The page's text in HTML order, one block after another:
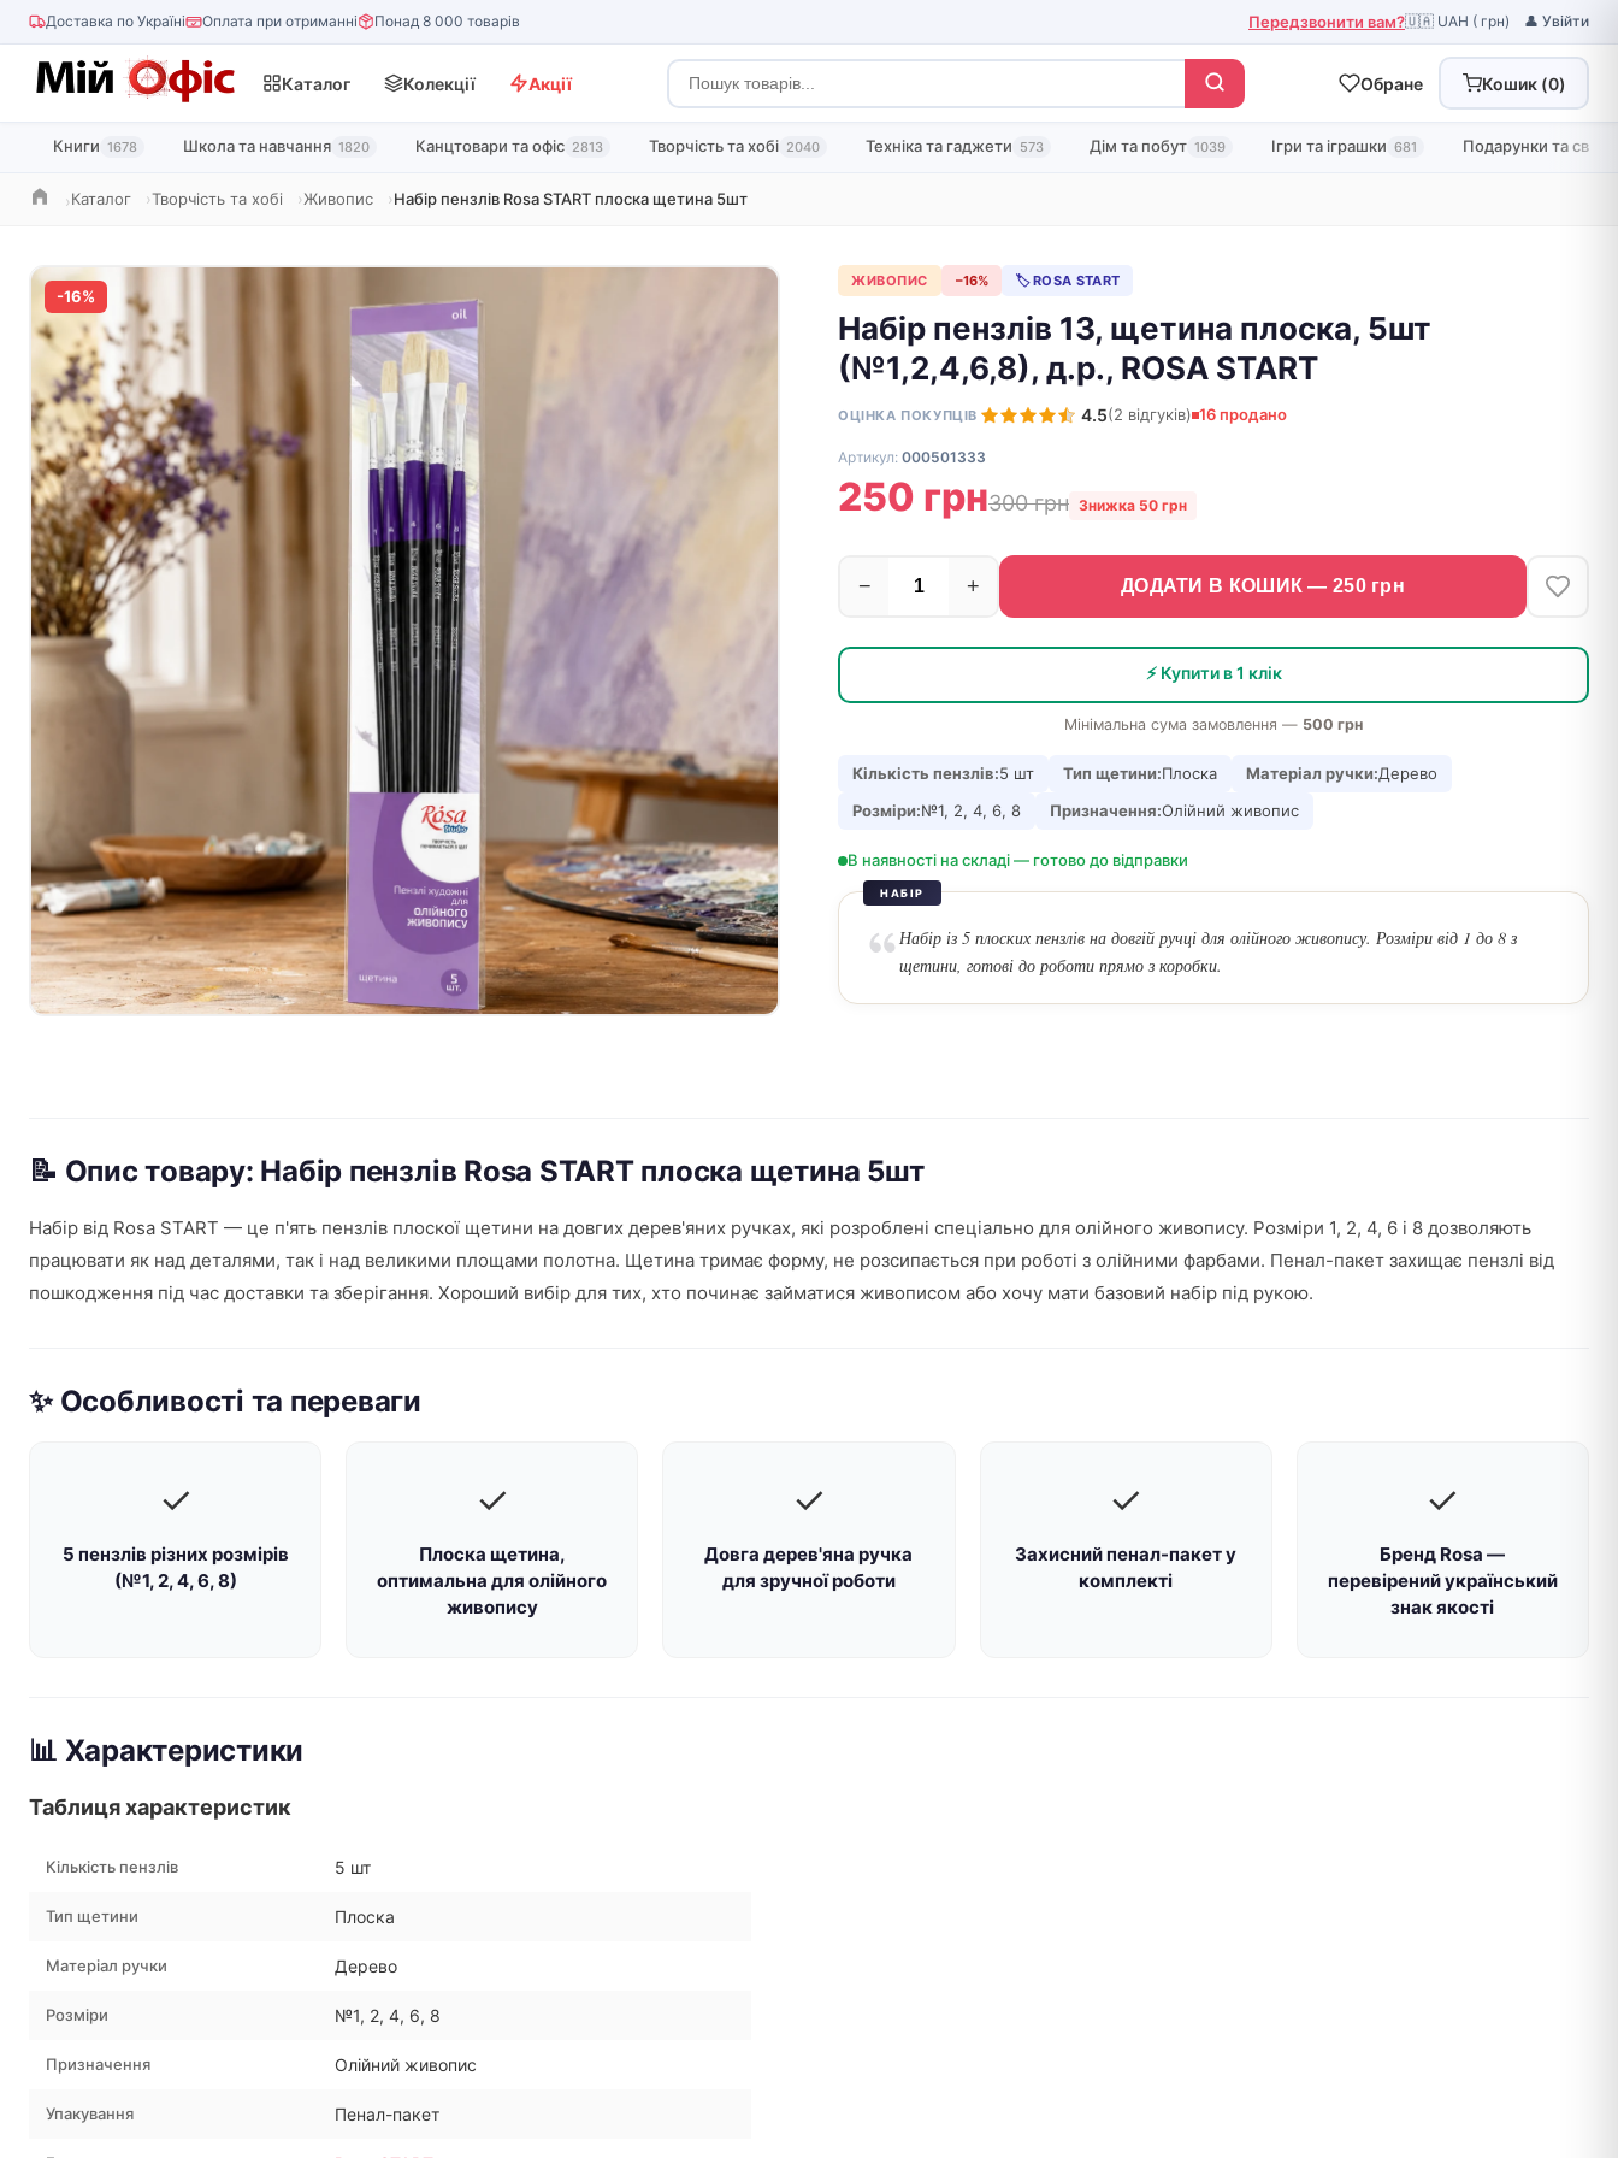
Доставка по Україні Оплата при отриманні Понад 8 000 товарів Передзвонити вам?🇺🇦 UAH ( грн) 👤 Увійти
Каталог Колекції Акції Обране Кошик (0)
Книги 1678 Школа та навчання 1820 Канцтовари та офіс 2813 Творчість та хобі 2040 Техніка та гаджети 573 Дім та побут 1039 Ігри та іграшки 681 Подарунки та свята
ГоловнаКаталог Творчість та хобі Живопис Набір пензлів Rosa START плоска щетина 5шт
-16%
ЖИВОПИС −16% 🏷 ROSA START
Набір пензлів 13, щетина плоска, 5шт
(№1,2,4,6,8), д.р., ROSA START
ОЦІНКА ПОКУПЦІВ 4.5(2 відгуків) 16 продано
Артикул: 000501333
250 грн300 грн Знижка 50 грн
− + ДОДАТИ В КОШИК — 250грн
⚡ Купити в 1 клік
Мінімальна сума замовлення — 500 грн
Кількість пензлів:5 шт Тип щетини:Плоска Матеріал ручки:Дерево
Розміри:№1, 2, 4, 6, 8 Призначення:Олійний живопис
В наявності на складі — готово до відправки
НАБІР
Набір із 5 плоских пензлів на довгій ручці для олійного живопису. Розміри від 1 до 8 з
щетини, готові до роботи прямо з коробки.
📝 Опис товару: Набір пензлів Rosa START плоска щетина 5шт
Набір від Rosa START — це п'ять пензлів плоскої щетини на довгих дерев'яних ручках, які розроблені спеціально для олійного живопису. Розміри 1, 2, 4, 6 і 8 дозволяють
працювати як над деталями, так і над великими площами полотна. Щетина тримає форму, не розсипається при роботі з олійними фарбами. Пенал-пакет захищає пензлі від
пошкодження під час доставки та зберігання. Хороший вибір для тих, хто починає займатися живописом або хочу мати базовий набір під рукою.
✨ Особливості та переваги
✓
5 пензлів різних розмірів
(№1, 2, 4, 6, 8)
✓
Плоска щетина,
оптимальна для олійного
живопису
✓
Довга дерев'яна ручка
для зручної роботи
✓
Захисний пенал-пакет у
комплекті
✓
Бренд Rosa —
перевірений український
знак якості
📊 Характеристики
Таблиця характеристик
Кількість пензлів 5 шт
Тип щетини Плоска
Матеріал ручки Дерево
Розміри №1, 2, 4, 6, 8
Призначення Олійний живопис
Упакування Пенал-пакет